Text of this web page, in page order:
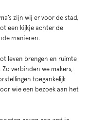
zijn wij er voor de stad,
een kijkje achter de
manieren.
leven brengen en ruimte
verbinden we makers,
toegankelijk
wie een bezoek aan het